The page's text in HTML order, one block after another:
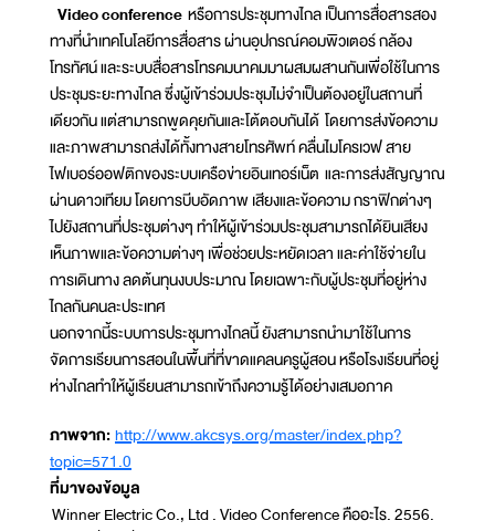
Video conference หรือการประชุมทางไกล เป็นการสื่อสารสอง
ทางที่นำเทคโนโลยีการสื่อสาร ผ่านอุปกรณ์คอมพิวเตอร์ กล้อง
โทรทัศน์ และระบบสื่อสารโทรคมนาคมมาผสมผสานกันเพื่อใช้ในการ
ประชุมระยะทางไกล ซึ่งผู้เข้าร่วมประชุมไม่จำเป็นต้องอยู่ในสถานที่
เดียวกัน แต่สามารถพูดคุยกันและโต้ตอบกันได้ โดยการส่งข้อความ
และภาพสามารถส่งได้ทั้งทางสายโทรศัพท์ คลื่นไมโครเวฟ สาย
ไฟเบอร์ออฟติกของระบบเครือข่ายอินเทอร์เน็ต และการส่งสัญญาณ
ผ่านดาวเทียม โดยการบีบอัดภาพ เสียงและข้อความ กราฟิกต่างๆ
ไปยังสถานที่ประชุมต่างๆ ทำให้ผู้เข้าร่วมประชุมสามารถได้ยินเสียง
เห็นภาพและข้อความต่างๆ เพื่อช่วยประหยัดเวลา และค่าใช้จ่ายใน
การเดินทาง ลดต้นทุนงบประมาณ โดยเฉพาะกับผู้ประชุมที่อยู่ห่าง
ไกลกันคนละประเทศ
นอกจากนี้ระบบการประชุมทางไกลนี้ ยังสามารถนำมาใช้ในการ
จัดการเรียนการสอนในพื้นที่ที่ขาดแคลนครูผู้สอน หรือโรงเรียนที่อยู่
ห่างไกลทำให้ผู้เรียนสามารถเข้าถึงความรู้ได้อย่างเสมอภาค
ภาพจาก:http://www.akcsys.org/master/index.php?
topic=571.0
ที่มาของข้อมูล
Winner Electric Co., Ltd . Video Conference คืออะไร. 2556.